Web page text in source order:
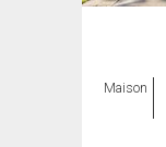
Maison